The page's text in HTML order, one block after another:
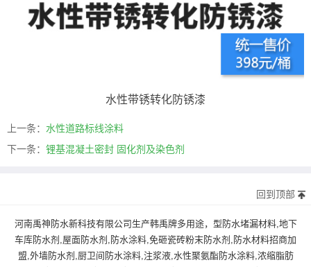
水性带锈转化防锈漆
上一条： 水性道路标线涂料
下一条： 锂基混凝土密封 固化剂及染色剂
回到顶部
河南禹神防水新科技有限公司生产韩禹牌多用途，型防水堵漏材料,地下
车库防水剂,屋面防水剂,防水涂料,免砸瓷砖粉末防水剂,防水材料招商加
盟,外墙防水剂,厨卫间防水涂料,注浆液,水性聚氨酯防水涂料,浓缩脂肪